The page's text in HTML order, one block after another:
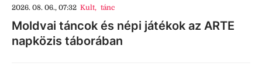
2026. 08. 06., 07:32 Kult, tánc
Moldvai táncok és népi játékok az ARTE
napközis táborában